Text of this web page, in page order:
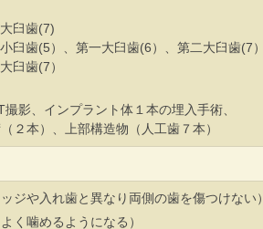
臼歯(7)
歯(5）、第一大臼歯(6）、第二大臼歯(7）
臼歯(7）
影、インプラント体１本の埋入手術、
本）、上部構造物（人工歯７本）
ジや入れ歯と異なり両側の歯を傷つけない）
噛めるようになる）